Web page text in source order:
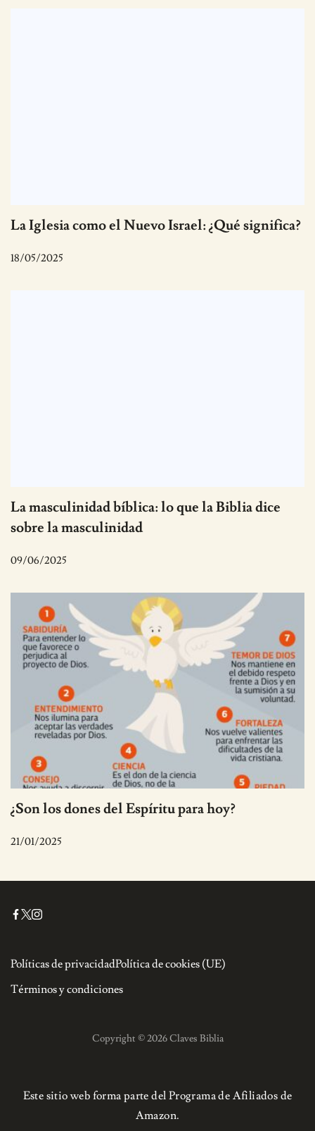
La Iglesia como el Nuevo Israel: ¿Qué significa?
18/05/2025
La masculinidad bíblica: lo que la Biblia dice
sobre la masculinidad
09/06/2025
¿Son los dones del Espíritu para hoy?
21/01/2025
Políticas de privacidadPolítica de cookies (UE)
Términos y condiciones
Copyright © 2026 Claves Biblia
Este sitio web forma parte del Programa de Afiliados de
Amazon.